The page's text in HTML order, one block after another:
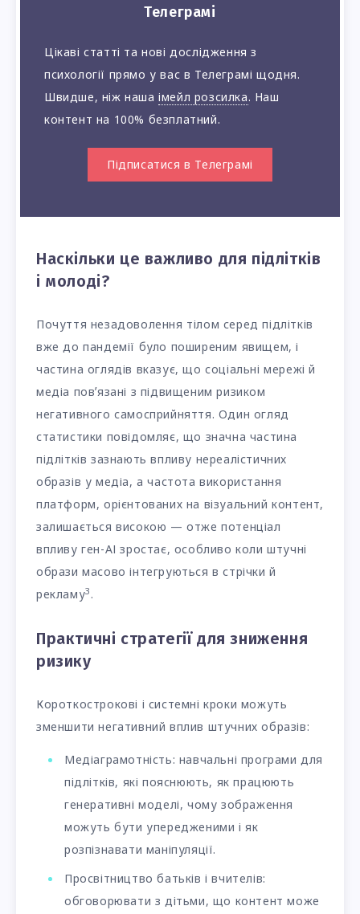
Телеграмі
Цікаві статті та нові дослідження з
психології прямо у вас в Телеграмі щодня.
Швидше, ніж нашаімейл розсилка. Наш
контент на 100% безплатний.
Підписатися в Телеграмі
Наскільки це важливо для підлітків
і молоді?
Почуття незадоволення тілом серед підлітків
вже до пандемії було поширеним явищем, і
частина оглядів вказує, що соціальні мережі й
медіа повʼязані з підвищеним ризиком
негативного самосприйняття. Один огляд
статистики повідомляє, що значна частина
підлітків зазнають впливу нереалістичних
образів у медіа, а частота використання
платформ, орієнтованих на візуальний контент,
залишається високою — отже потенціал
впливу ген-АІ зростає, особливо коли штучні
образи масово інтегруються в стрічки й
рекламу3 .
Практичні стратегії для зниження
ризику
Короткострокові і системні кроки можуть
зменшити негативний вплив штучних образів:
Медіаграмотність: навчальні програми для
підлітків, які пояснюють, як працюють
генеративні моделі, чому зображення
можуть бути упередженими і як
розпізнавати маніпуляції.
Просвітництво батьків і вчителів:
обговорювати з дітьми, що контент може